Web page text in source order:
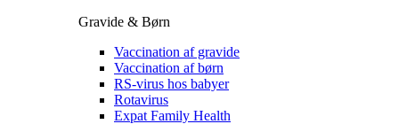
Gravide & Børn
Vaccination af gravide
Vaccination af børn
RS-virus hos babyer
Rotavirus
Expat Family Health